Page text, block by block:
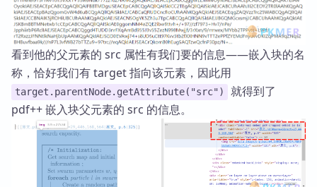
看到他的父元素的 src 属性有我们要的信息——嵌入块的名
称，恰好我们有 target 指向该元素，因此用
target.parentNode.getAttribute("src")
就得到了
pdf++ 嵌入块父元素的 src 的信息。